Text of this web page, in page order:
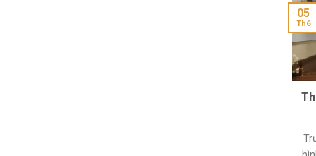
05
Th6